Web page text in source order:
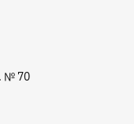
№ 70